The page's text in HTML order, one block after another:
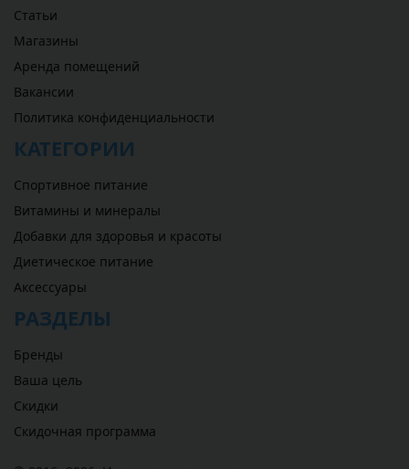
Статьи
Магазины
Аренда помещений
Вакансии
Политика конфиденциальности
КАТЕГОРИИ
Спортивное питание
Витамины и минералы
Добавки для здоровья и красоты
Диетическое питание
Аксессуары
РАЗДЕЛЫ
Бренды
Ваша цель
Скидки
Скидочная программа